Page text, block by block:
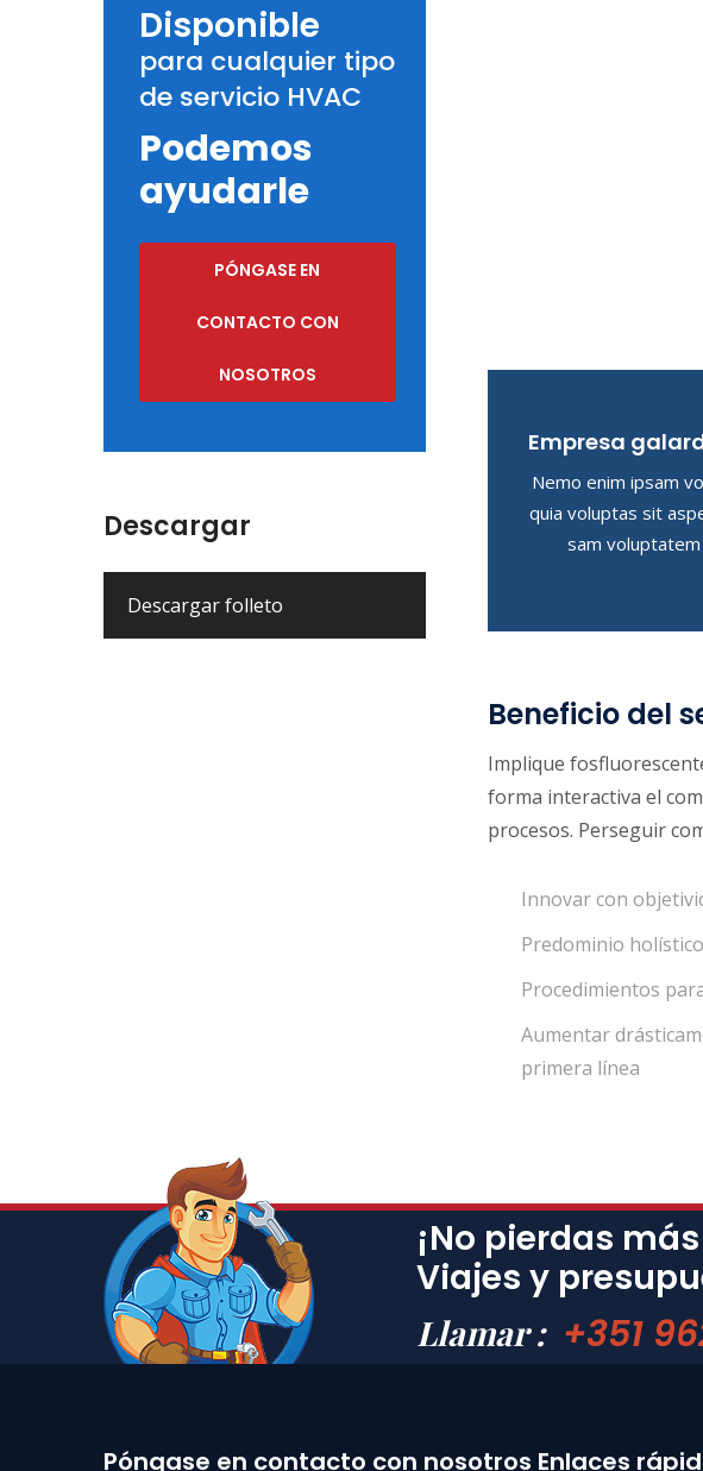
Disponible
para cualquier tipo
de servicio HVAC
Podemos
ayudarle
PÓNGASE EN
CONTACTO CON
NOSOTROS
Descargar
Descargar folleto
Empresa
Nemo enim ipsam
quia voluptas sit
sam voluptatem
Beneficio del
Implique
forma interactiva el
procesos. Perseguir
Innovar con
Predominio
Procedimientos
Aumentar
primera línea
¡No pierdas
Viajes y
Llamar : +351
Póngase en contacto con nosotros Enlaces